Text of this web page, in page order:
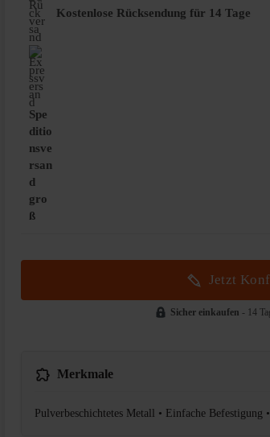
Kostenlose Rücksendung für 14 Tage
Spe
ditio
nsve
rsan
d
gro
ß
Jetzt
Sicher einkaufen - 14
Merkmale
Pulverbeschichtetes Metall • Einfache Befestigung